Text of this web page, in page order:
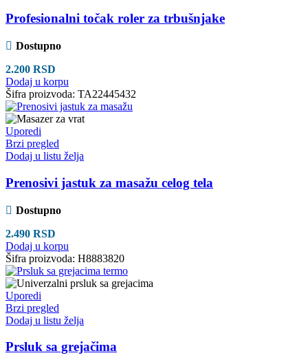
Profesionalni točak roler za trbušnjake
Dostupno
2.200 RSD
Dodaj u korpu
Šifra proizvoda: TA22445432
Uporedi
Brzi pregled
Dodaj u listu želja
Prenosivi jastuk za masažu celog tela
Dostupno
2.490 RSD
Dodaj u korpu
Šifra proizvoda: H8883820
Uporedi
Brzi pregled
Dodaj u listu želja
Prsluk sa grejačima